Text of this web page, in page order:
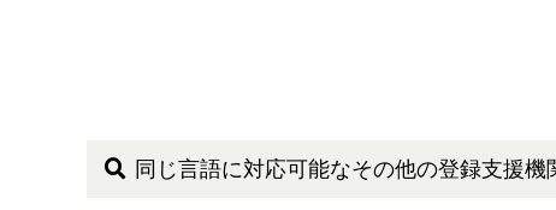
同じ言語に対応可能なその他の登録支援機